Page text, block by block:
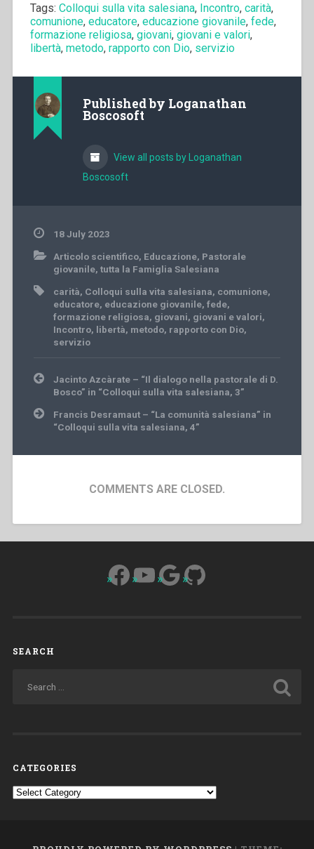
Tags: Colloqui sulla vita salesiana, Incontro, carità,
comunione, educatore, educazione giovanile, fede,
formazione religiosa, giovani, giovani e valori,
libertà, metodo, rapporto con Dio, servizio
Published by Loganathan
Boscosoft
View all posts by Loganathan
Boscosoft
18 July 2023
Articolo scientifico, Educazione, Pastorale
giovanile, tutta la Famiglia Salesiana
carità, Colloqui sulla vita salesiana, comunione,
educatore, educazione giovanile, fede,
formazione religiosa, giovani, giovani e valori,
Incontro, libertà, metodo, rapporto con Dio,
servizio
Post
navigation
Jacinto Azcàrate – “Il dialogo nella pastorale di D.
Bosco” in “Colloqui sulla vita salesiana, 3”
Francis Desramaut – “La comunità salesiana” in
“Colloqui sulla vita salesiana, 4”
COMMENTS ARE CLOSED.
Facebook
YouTube
Google
GitHub
SEARCH
CATEGORIES
Categories